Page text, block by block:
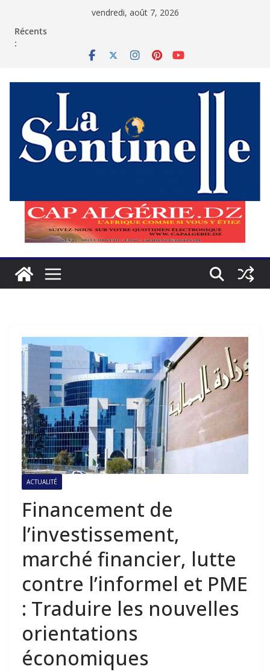
vendredi, août 7, 2026
Récents
:
ACTUALITÉ
Financement de
l’investissement,
marché financier, lutte
contre l’informel et PME
: Traduire les nouvelles
orientations
économiques